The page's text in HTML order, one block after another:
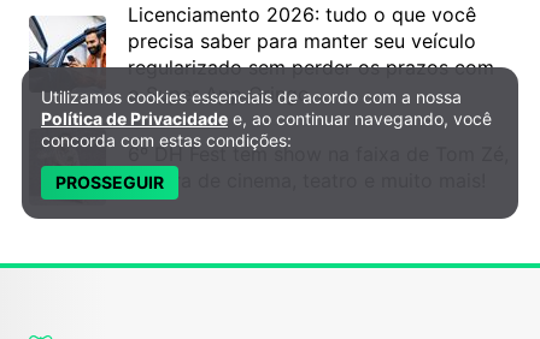
Licenciamento 2026: tudo o que você
precisa saber para manter seu veículo
regularizado sem perder os prazos com
o Super App Gringo
6º DH Fest tem show na faixa de Tom Zé,
mostra de cinema, teatro e muito mais!
Política de Privacidade e Cookies
Utilizamos cookies essenciais de acordo com a nossa
Política de Privacidade e, ao continuar navegando, você
concorda com estas condições:
PROSSEGUIR